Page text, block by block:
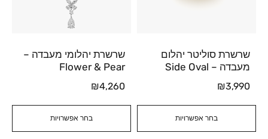
בחר אפשרויות
שרשרת סוליטר יהלום
מעבדה – Side Oval
₪3,990
בחר אפשרויות
שרשרת יהלומי מעבדה –
Flower & Pear
₪4,260